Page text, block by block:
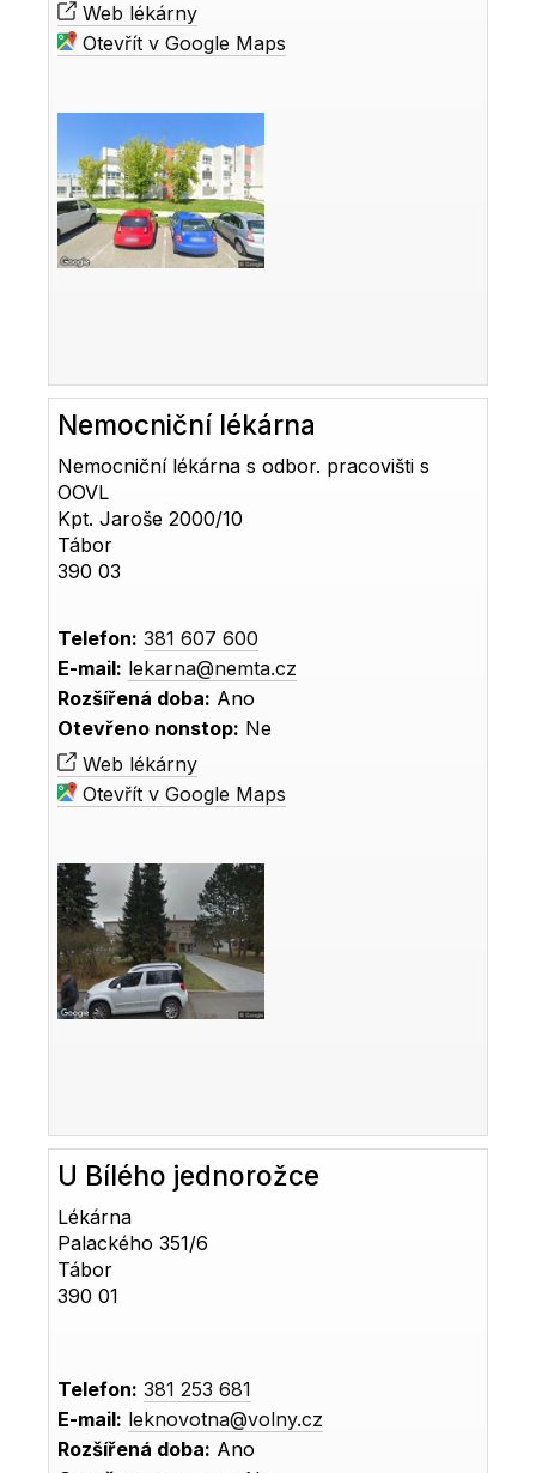
Web lékárny
Otevřít v Google Maps
Nemocniční lékárna
Nemocniční lékárna s odbor. pracovišti s
OOVL
Kpt. Jaroše 2000/10
Tábor
390 03
Telefon: 381 607 600
E-mail: lekarna@nemta.cz
Rozšířená doba: Ano
Otevřeno nonstop: Ne
Web lékárny
Otevřít v Google Maps
U Bílého jednorožce
Lékárna
Palackého 351/6
Tábor
390 01
Telefon: 381 253 681
E-mail: leknovotna@volny.cz
Rozšířená doba: Ano